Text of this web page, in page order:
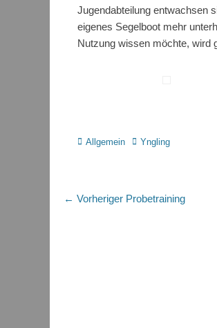
Jugendabteilung entwachsen
eigenes Segelboot mehr
Nutzung wissen möchte, wird
Kategorien
Allgemein Schlagworte
Yngling
Beitragsnavigation
← Vorheriger Vorheriger
Probetraining